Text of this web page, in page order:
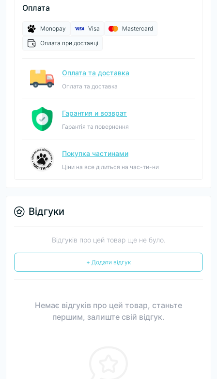
Оплата
Monopay Visa
Mastercard
Оплата при доставці
Оплата та доставка
Оплата та доставка
Гарантия и возврат
Гарантія та повернення
Покупка частинами
Ціни на все ділиться на час-ти-ни
Відгуки
Відгуків про цей товар ще не було.
+ Додати відгук
Немає відгуків про цей товар, станьте
першим, залиште свій відгук.